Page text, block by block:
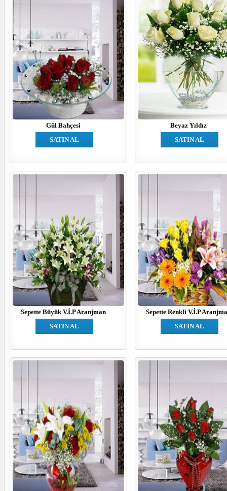
Gül Bahçesi
SATIN AL
Beyaz Yıldız
SATIN AL
Sepette Büyük V.İ.P Aranjman
SATIN AL
Sepette Renkli V.İ.P
SATIN AL